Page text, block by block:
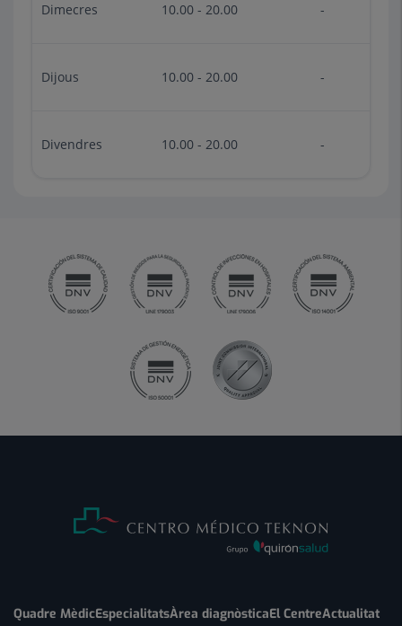
Dimecres 10.00 - 20.00 -
Dijous 10.00 - 20.00 -
Divendres 10.00 - 20.00 -
Quadre MèdicEspecialitatsÀrea diagnòsticaEl CentreActualitat